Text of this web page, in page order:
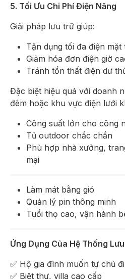
5. Tối Ưu Chi Phí Điện Năng
Giải pháp lưu trữ giúp:
Tận dụng tối đa điện mặt
Giảm hóa đơn điện giờ
Tránh tổn thất điện dư
Đặc biệt hiệu quả với doanh
đêm hoặc khu vực điện lưới
Công suất lớn cho công
Tủ outdoor chắc chắn
Phù hợp nhà xưởng,
mại
Làm mát bằng gió
Quản lý pin thông minh
Tuổi thọ cao, vận hành
Ứng Dụng Của Hệ Thống
✅ Hộ gia đình muốn tự chủ
✅ Biệt thự, villa cao cấp